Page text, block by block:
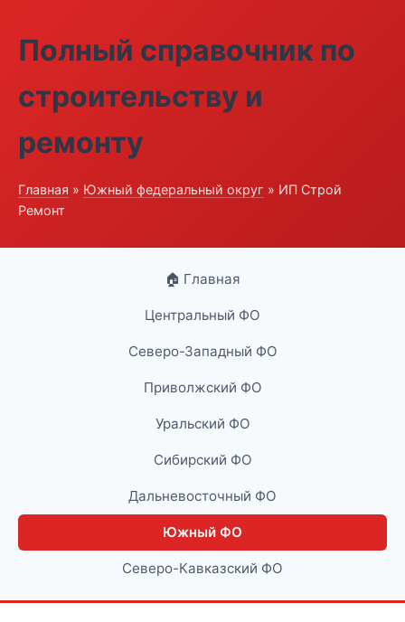
Полный справочник по
строительству и
ремонту
Главная » Южный федеральный округ » ИП Строй
Ремонт
🏠 Главная
Центральный ФО
Северо-Западный ФО
Приволжский ФО
Уральский ФО
Сибирский ФО
Дальневосточный ФО
Южный ФО
Северо-Кавказский ФО